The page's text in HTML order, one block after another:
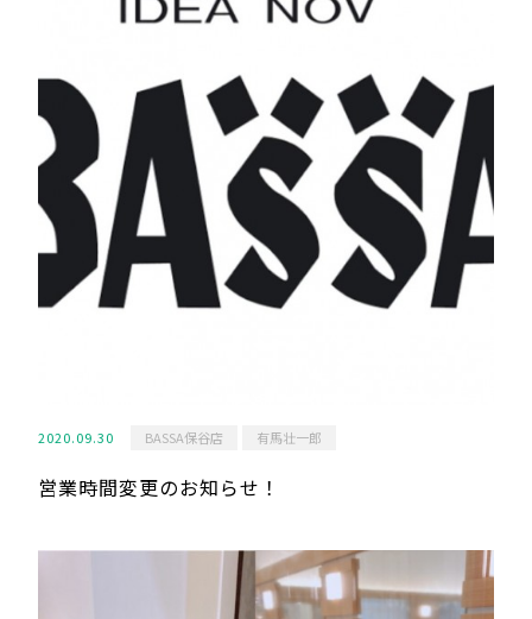
2020.09.30 BASSA保谷店 有馬壮一郎
営業時間変更のお知らせ！